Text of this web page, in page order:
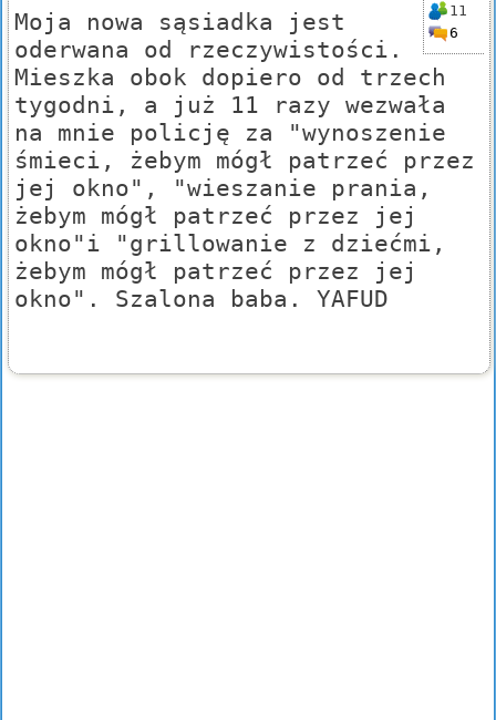
11
6
Moja nowa sąsiadka jest
oderwana od rzeczywistości.
Mieszka obok dopiero od trzech
tygodni, a już 11 razy wezwała
na mnie policję za "wynoszenie
śmieci, żebym mógł patrzeć przez
jej okno", "wieszanie prania,
żebym mógł patrzeć przez jej
okno"i "grillowanie z dziećmi,
żebym mógł patrzeć przez jej
okno". Szalona baba. YAFUD